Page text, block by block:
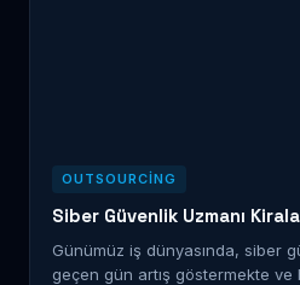
OUTSOURCING
Siber Güvenlik Uzmanı
Günümüz iş dünyasında, siber
geçen gün artış göstermekte ve